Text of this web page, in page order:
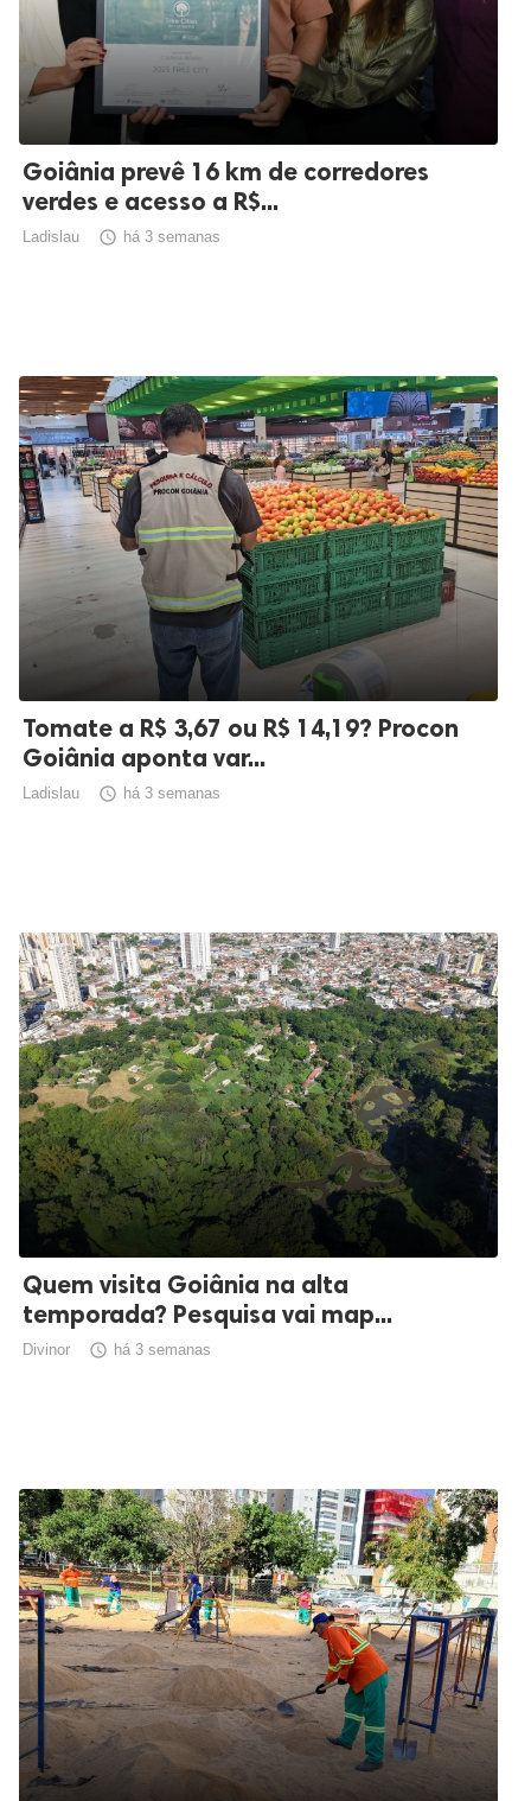
Goiânia prevê 16 km de corredores
verdes e acesso a R$...
Ladislau  há 3 semanas
Tomate a R$ 3,67 ou R$ 14,19? Procon
Goiânia aponta var...
Ladislau  há 3 semanas
Quem visita Goiânia na alta
temporada? Pesquisa vai map...
Divinor  há 3 semanas